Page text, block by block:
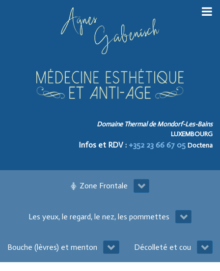
Domaine Thermal de Mondorf-Les-Bains
LUXEMBOURG
Infos et RDV : +352 23 66 67 05 Doctena
Zone Frontale
Les yeux, le regard, le nez, les pommettes
Bouche (lèvres) et menton Décolleté et cou